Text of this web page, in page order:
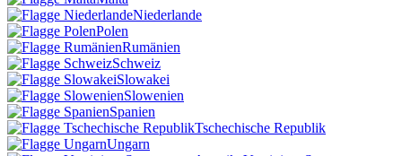
Niederlande
Polen
Rumänien
Schweiz
Slowakei
Slowenien
Spanien
Tschechische Republik
Ungarn